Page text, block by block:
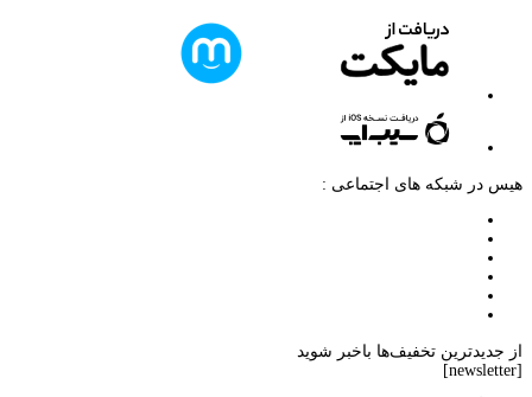
هیس در شبکه های اجتماعی :
از جدیدترین تخفیف‌ها باخبر شوید
[newsletter]